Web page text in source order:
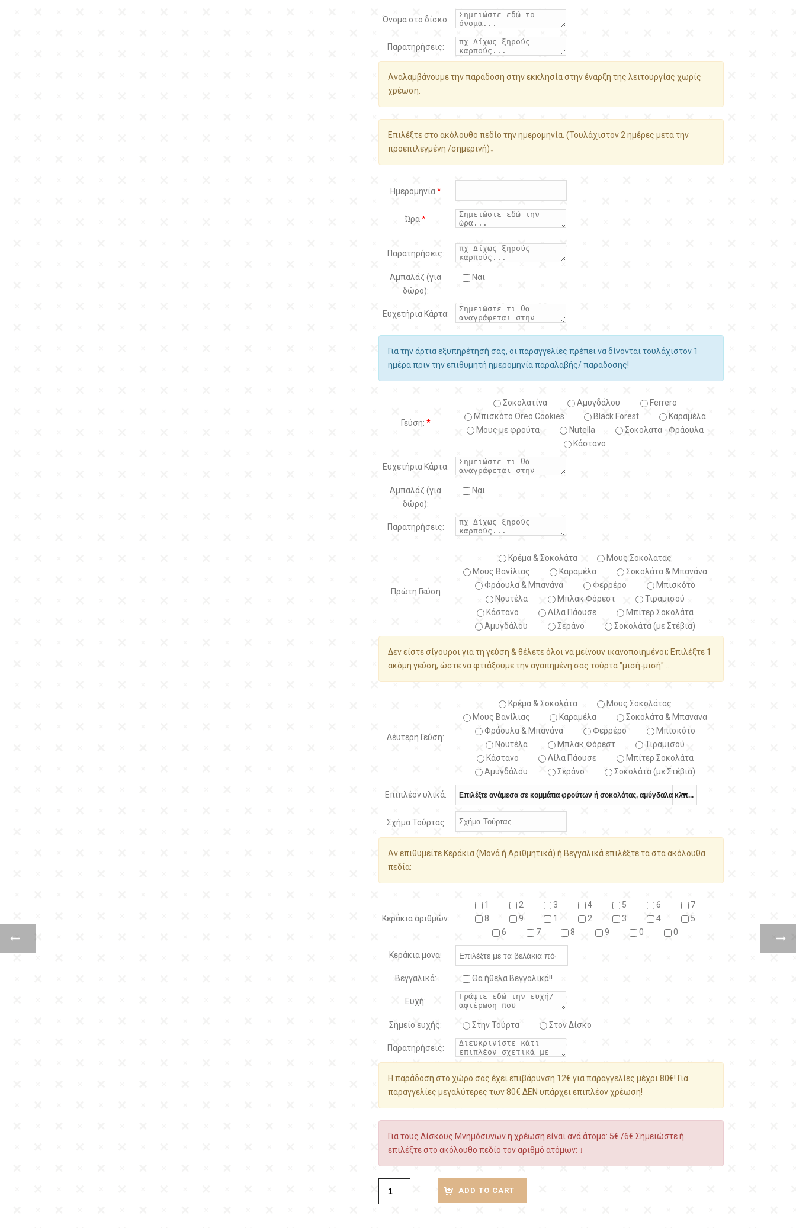
Όνομα στο δίσκο:
Παρατηρήσεις:
Αναλαμβάνουμε την παράδοση στην εκκλησία στην έναρξη της λειτουργίας χωρίς
χρέωση.
Επιλέξτε στο ακόλουθο πεδίο την ημερομηνία. (Τουλάχιστον 2 ημέρες μετά την
προεπιλεγμένη /σημερινή)↓
Ημερομηνία*
Ώρα*
Παρατηρήσεις:
Αμπαλάζ (για
δώρο):
Ναι
Ευχετήρια Κάρτα:
Για την άρτια εξυπηρέτησή σας, οι παραγγελίες πρέπει να δίνονται τουλάχιστον 1
ημέρα πριν την επιθυμητή ημερομηνία παραλαβής/ παράδοσης!
Γεύση: *
Σοκολατίνα Αμυγδάλου
Ferrero
Μπισκότο Oreo Cookies
Black Forest
Kαραμέλα
Μους με φρούτα
Nutella
Σοκολάτα - Φράουλα
Κάστανο
Ευχετήρια Κάρτα:
Αμπαλάζ (για
δώρο):
Ναι
Παρατηρήσεις:
Πρώτη Γεύση
Κρέμα & Σοκολάτα
Μους Σοκολάτας
Μους Βανίλιας
Καραμέλα
Σοκολάτα & Μπανάνα
Φράουλα & Μπανάνα
Φερρέρο
Μπισκότο
Νουτέλα
Μπλακ Φόρεστ
Τιραμισού
Κάστανο
Λίλα Πάουσε
Μπίτερ Σοκολάτα
Αμυγδάλου
Σεράνο Σοκολάτα (με Στέβια)
Δεν είστε σίγουροι για τη γεύση & θέλετε όλοι να μείνουν ικανοποιημένοι; Επιλέξτε 1
ακόμη γεύση, ώστε να φτιάξουμε την αγαπημένη σας τούρτα "μισή-μισή"...
Δέυτερη Γεύση:
Κρέμα & Σοκολάτα
Μους Σοκολάτας
Μους Βανίλιας
Καραμέλα
Σοκολάτα & Μπανάνα
Φράουλα & Μπανάνα
Φερρέρο
Μπισκότο
Νουτέλα
Μπλακ Φόρεστ
Τιραμισού
Κάστανο
Λίλα Πάουσε
Μπίτερ Σοκολάτα
Αμυγδάλου
Σεράνο Σοκολάτα (με Στέβια)
Επιπλέον υλικά:
Σχήμα Τούρτας
Αν επιθυμείτε Κεράκια (Μονά ή Αριθμητικά) ή Βεγγαλικά επιλέξτε τα στα ακόλουθα
πεδία:
Κεράκια αριθμών:
1 2 3 4 5 6
7
8
9 1 2 3 4
5
6
7 8 9 0 0
Κεράκια μονά:
Βεγγαλικά: Θα ήθελα Βεγγαλικά!!
Ευχή:
Σημείο ευχής: Στην Τούρτα Στον Δίσκο
Παρατηρήσεις:
Η παράδοση στο χώρο σας έχει επιβάρυνση 12€ για παραγγελίες μέχρι 80€! Για
παραγγελίες μεγαλύτερες των 80€ ΔΕΝ υπάρχει επιπλέον χρέωση!
Για τους Δίσκους Μνημόσυνων η χρέωση είναι ανά άτομο: 5€ /6€ Σημειώστε ή
επιλέξτε στο ακόλουθο πεδίο τον αριθμό ατόμων: ↓
ADD TO CART